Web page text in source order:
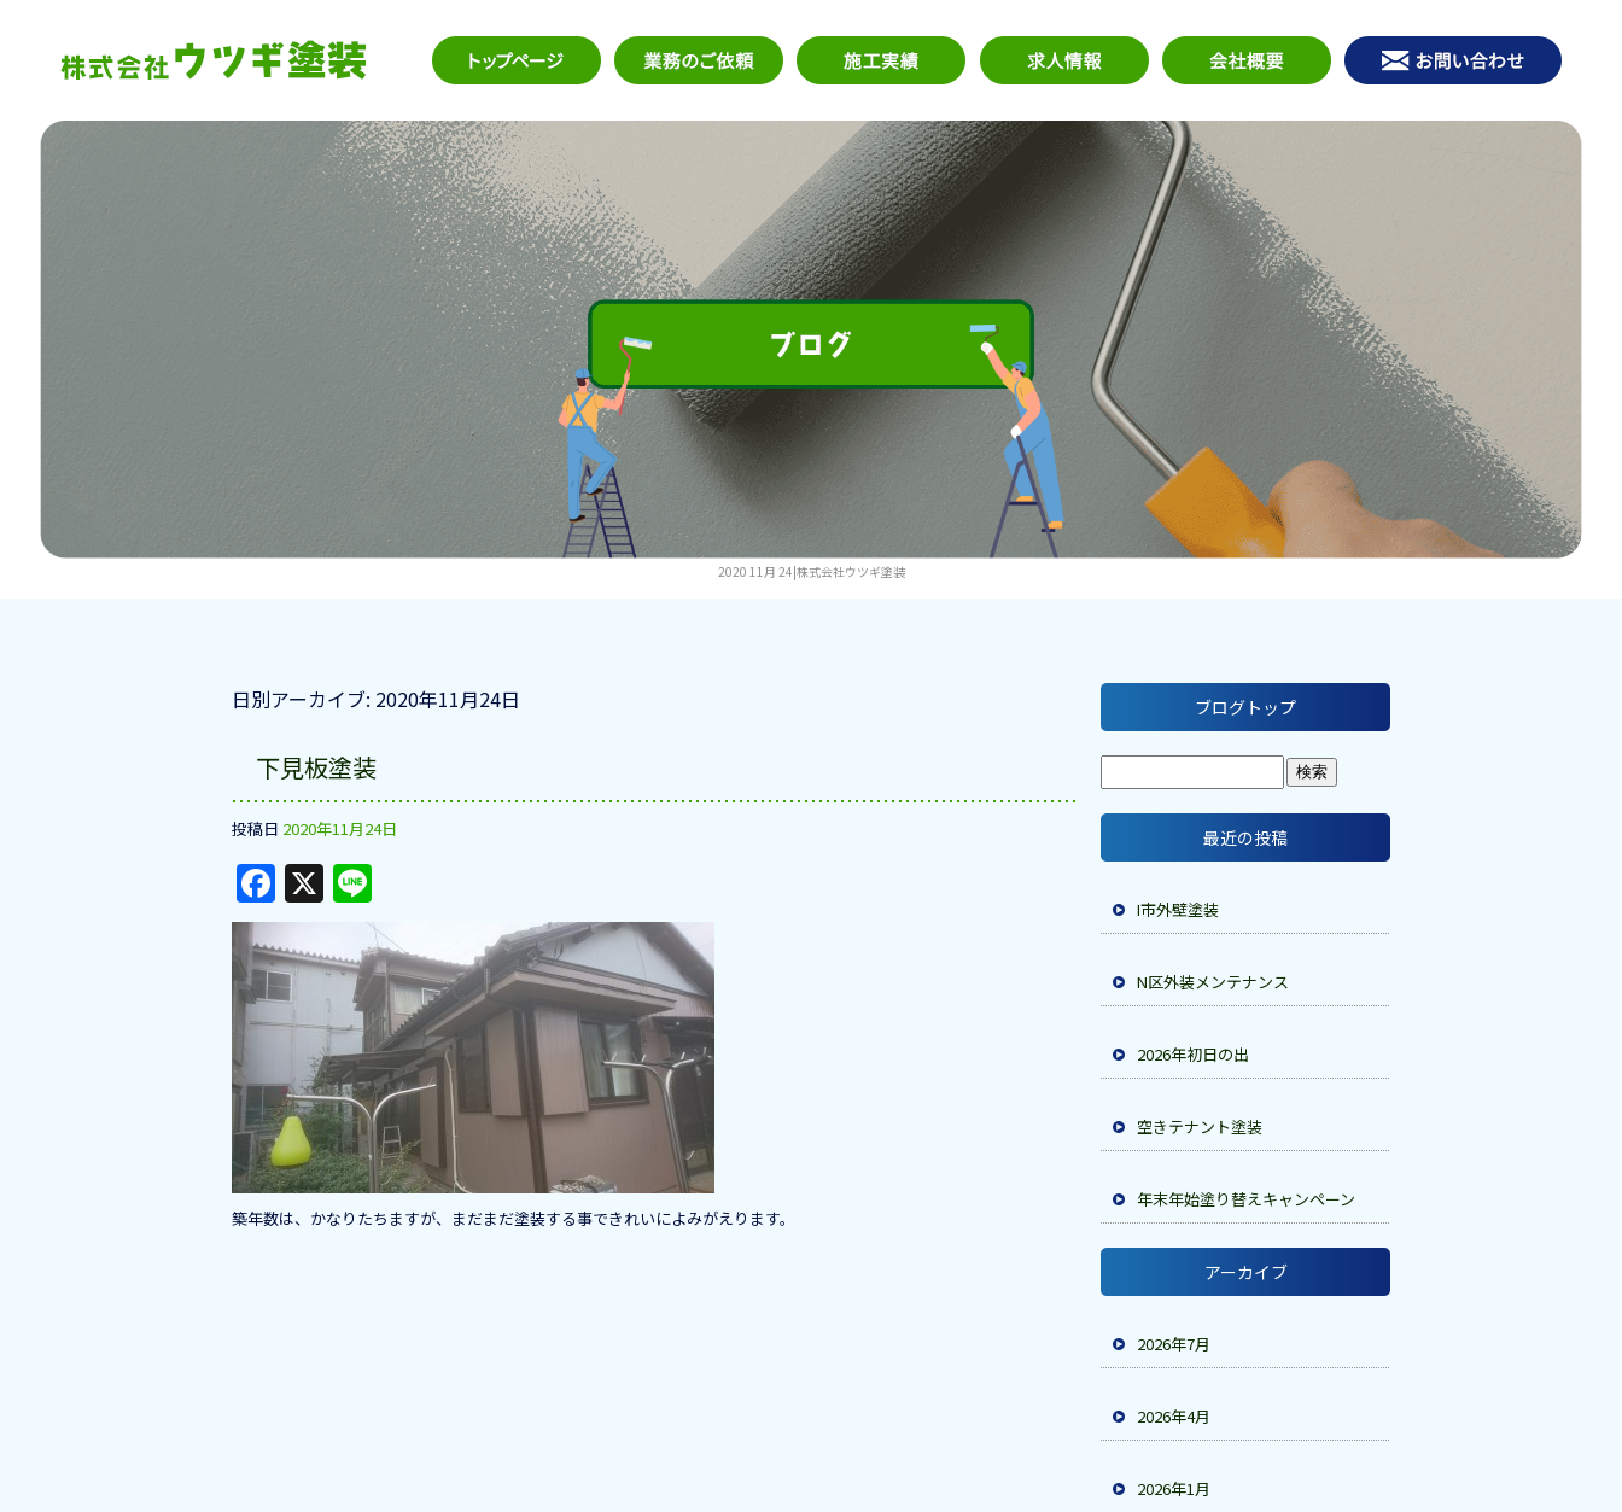
2020 11月 24|株式会社ウツギ塗装
日別アーカイブ: 2020年11月24日
下見板塗装
投稿日 2020年11月24日
F
a
c
e
b
o
o
k
X
n
e
築年数は、かなりたちますが、まだまだ塗装する事できれいによみがえります。
ブログトップ
最近の投稿
I市外壁塗装
N区外装メンテナンス
2026年初日の出
空きテナント塗装
年末年始塗り替えキャンペーン
アーカイブ
2026年7月
2026年4月
2026年1月